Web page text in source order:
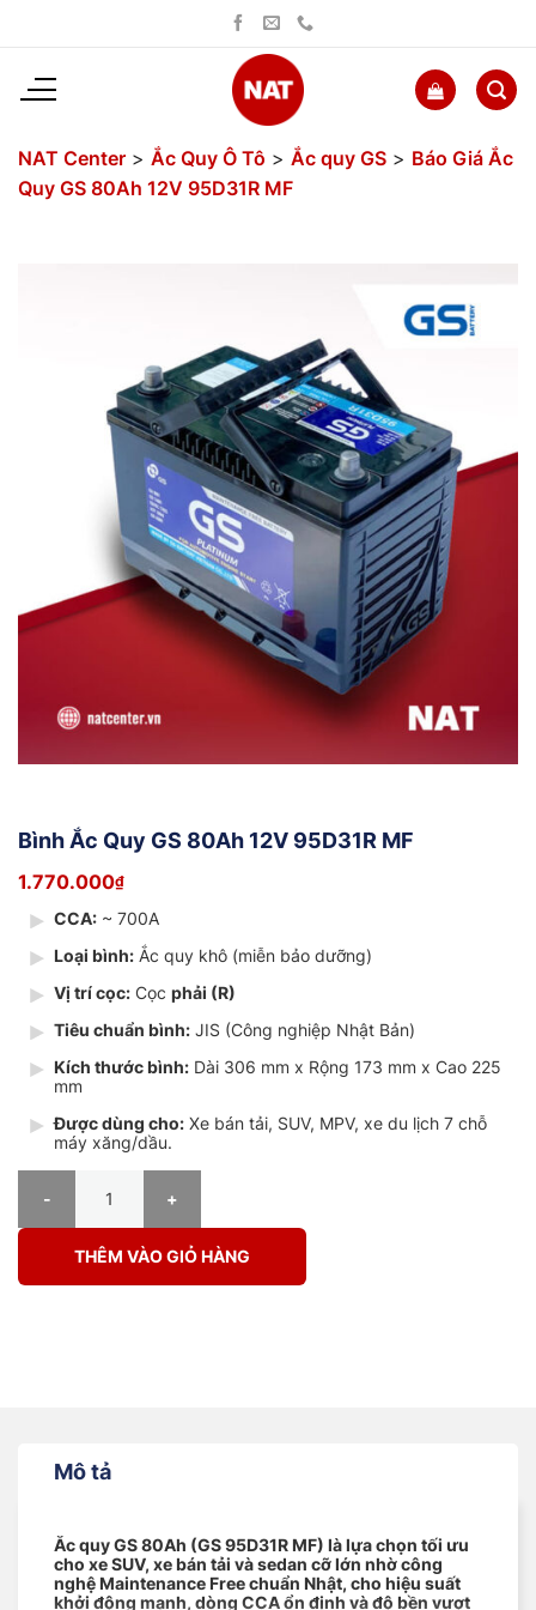
dung
NAT Center > Ắc Quy Ô Tô > Ắc quy GS > Báo Giá Ắc
Quy GS 80Ah 12V 95D31R MF
Bình Ắc Quy GS 80Ah 12V 95D31R MF
1.770.000₫
CCA: ~ 700A
Loại bình: Ắc quy khô (miễn bảo dưỡng)
Vị trí cọc: Cọc phải (R)
Tiêu chuẩn bình: JIS (Công nghiệp Nhật Bản)
Kích thước bình: Dài 306 mm x Rộng 173 mm x Cao 225
mm
Được dùng cho: Xe bán tải, SUV, MPV, xe du lịch 7 chỗ
máy xăng/dầu.
THÊM VÀO GIỎ HÀNG
Mô tả
Ắc quy GS 80Ah (GS 95D31R MF) là lựa chọn tối ưu
cho xe SUV, xe bán tải và sedan cỡ lớn nhờ công
nghệ Maintenance Free chuẩn Nhật, cho hiệu suất
khởi động mạnh, dòng CCA ổn định và độ bền vượt